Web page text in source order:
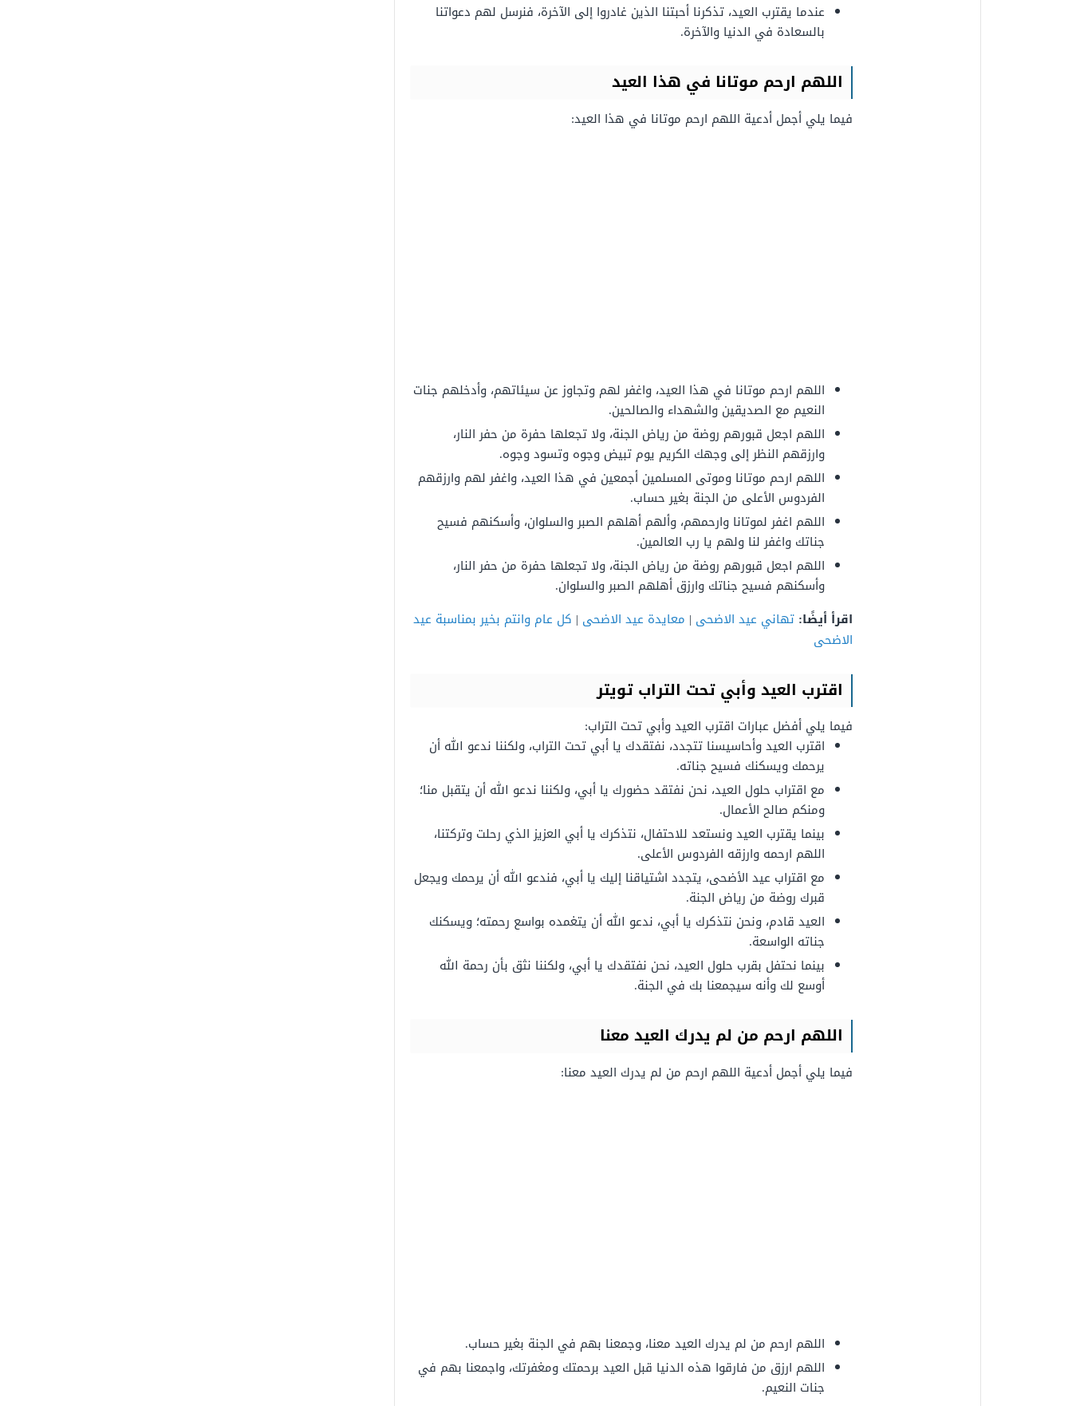
عندما يقترب العيد، تذكرنا أحبتنا الذين غادروا إلى الآخرة، فنرسل لهم دعواتنا
بالسعادة في الدنيا والآخرة.
اللهم ارحم موتانا في هذا العيد
فيما يلي أجمل أدعية اللهم ارحم موتانا في هذا العيد:
اللهم ارحم موتانا في هذا العيد، واغفر لهم وتجاوز عن سيئاتهم، وأدخلهم جنات
النعيم مع الصديقين والشهداء والصالحين.
اللهم اجعل قبورهم روضة من رياض الجنة، ولا تجعلها حفرة من حفر النار،
وارزقهم النظر إلى وجهك الكريم يوم تبيض وجوه وتسود وجوه.
اللهم ارحم موتانا وموتى المسلمين أجمعين في هذا العيد، واغفر لهم وارزقهم
الفردوس الأعلى من الجنة بغير حساب.
اللهم اغفر لموتانا وارحمهم، وألهم أهلهم الصبر والسلوان، وأسكنهم فسيح
جناتك واغفر لنا ولهم يا رب العالمين.
اللهم اجعل قبورهم روضة من رياض الجنة، ولا تجعلها حفرة من حفر النار،
وأسكنهم فسيح جناتك وارزق أهلهم الصبر والسلوان.
اقرأ أيضًا: تهاني عيد الاضحى | معايدة عيد الاضحى | كل عام وانتم بخير بمناسبة عيد
الاضحى
اقترب العيدوأبي تحت التراب تويتر
فيما يلي أفضل عبارات اقترب العيد وأبي تحت التراب:
اقترب العيد وأحاسيسنا تتجدد، نفتقدك يا أبي تحت التراب، ولكننا ندعو الله أن
يرحمك ويسكنك فسيح جناته.
مع اقتراب حلول العيد، نحن نفتقد حضورك يا أبي، ولكننا ندعو الله أن يتقبل منا؛
ومنكم صالح الأعمال.
بينما يقترب العيد ونستعد للاحتفال، نتذكرك يا أبي العزيز الذي رحلت وتركتنا،
اللهم ارحمه وارزقه الفردوس الأعلى.
مع اقتراب عيد الأضحى، يتجدد اشتياقنا إليك يا أبي، فندعو الله أن يرحمك ويجعل
قبرك روضة من رياض الجنة.
العيد قادم، ونحن نتذكرك يا أبي، ندعو الله أن يتغمده بواسع رحمته؛ ويسكنك
جناته الواسعة.
بينما نحتفل بقرب حلول العيد، نحن نفتقدك يا أبي، ولكننا نثق بأن رحمة الله
أوسع لك وأنه سيجمعنا بك في الجنة.
اللهم ارحم من لم يدرك العيدمعنا
فيما يلي أجمل أدعية اللهم ارحم من لم يدرك العيد معنا:
اللهم ارحم من لم يدرك العيد معنا، وجمعنا بهم في الجنة بغير حساب.
اللهم ارزق من فارقوا هذه الدنيا قبل العيد برحمتك ومغفرتك، واجمعنا بهم في
جنات النعيم.